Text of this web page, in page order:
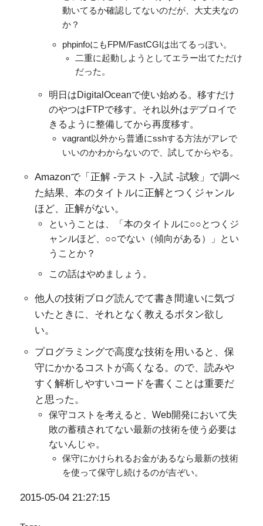
動いてるか確認してないのだが、大丈夫なの
か？
phpinfoにもFPM/FastCGIは出てるっぽい。
二重に起動しようとしてエラー出てただけ
だった。
明日はDigitalOceanで使い始める。移すだけ
のやつはFTPで移す。それ以外はデプロイで
きるように整備してから再度移す。
vagrant以外から普通にsshする方法がアレで
いいのかわからないので、試してからやる。
Amazonで「正解 -テスト -入試 -試験」で調べ
た結果、本のタイトルに正解とつくジャンル
ほど、正解がない。
ということは、「本のタイトルに○○とつくジ
ャンルほど、○○でない（傾向がある）」とい
うことか？
この話はやめましょう。
他人の技術ブログ読んでて書き間違いに気づ
いたときに、それとなく教えるボタン欲し
い。
プログラミングで高度な技術を用いると、保
守にかかるコストが高くなる。ので、読みや
すく解析しやすいコードを書くことは重要だ
と思った。
保守コストを考えると、Web開発において失
敗の蓄積されてない最新の技術を使う必要は
ないんじゃ。
保守にかけられるお金があるなら最新の技術
を使って保守し続けるのが吉ぞい。
2015-05-04 21:27:15